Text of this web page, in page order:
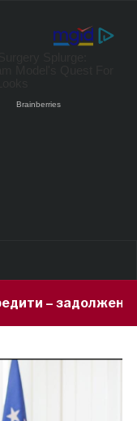
милиони евра